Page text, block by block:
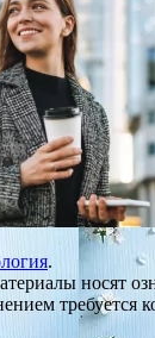
.
носят
требуется